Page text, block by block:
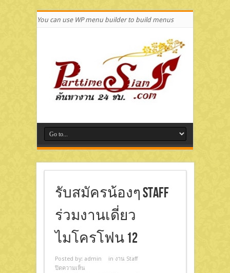
You can use WP menu builder to build menus
รับสมัครน้องๆ STAFF
ร่วมงานเดี่ยว
ไมโครโฟน 12
Posted by: admin in งาน Staff
ปิดความเห็น